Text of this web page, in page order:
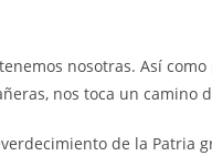
nosotras. Así
nos toca un camino
de la Patria